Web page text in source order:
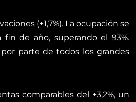
(+1,7%). La ocupación se
de año, superando el 93%.
parte de todos los grandes
comparables del +3,2%, un